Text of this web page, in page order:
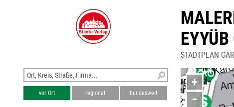
EYYÜB
STADTPLAN
+
−
vor Ort regional bundesweit